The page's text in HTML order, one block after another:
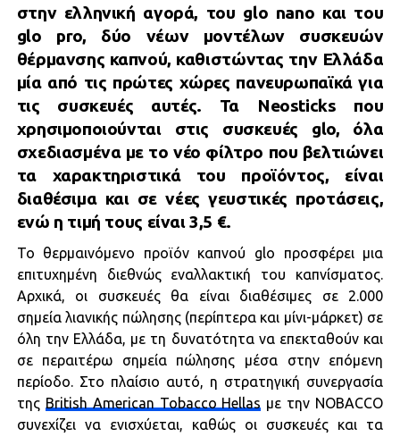
στην ελληνική αγορά, του glo nano και του
glo pro, δύο νέων μοντέλων συσκευών
θέρμανσης καπνού, καθιστώντας την Ελλάδα
μία από τις πρώτες χώρες πανευρωπαϊκά για
τις συσκευές αυτές. Τα Neosticks που
χρησιμοποιούνται στις συσκευές glo, όλα
σχεδιασμένα με το νέο φίλτρο που βελτιώνει
τα χαρακτηριστικά του προϊόντος, είναι
διαθέσιμα και σε νέες γευστικές προτάσεις,
ενώ η τιμή τους είναι 3,5 €.
Το θερμαινόμενο προϊόν καπνού glo προσφέρει μια
επιτυχημένη διεθνώς εναλλακτική του καπνίσματος.
Αρχικά, οι συσκευές θα είναι διαθέσιμες σε 2.000
σημεία λιανικής πώλησης (περίπτερα και μίνι-μάρκετ) σε
όλη την Ελλάδα, με τη δυνατότητα να επεκταθούν και
σε περαιτέρω σημεία πώλησης μέσα στην επόμενη
περίοδο. Στο πλαίσιο αυτό, η στρατηγική συνεργασία
της British American Tobacco Hellas με την NOBACCO
συνεχίζει να ενισχύεται, καθώς οι συσκευές και τα